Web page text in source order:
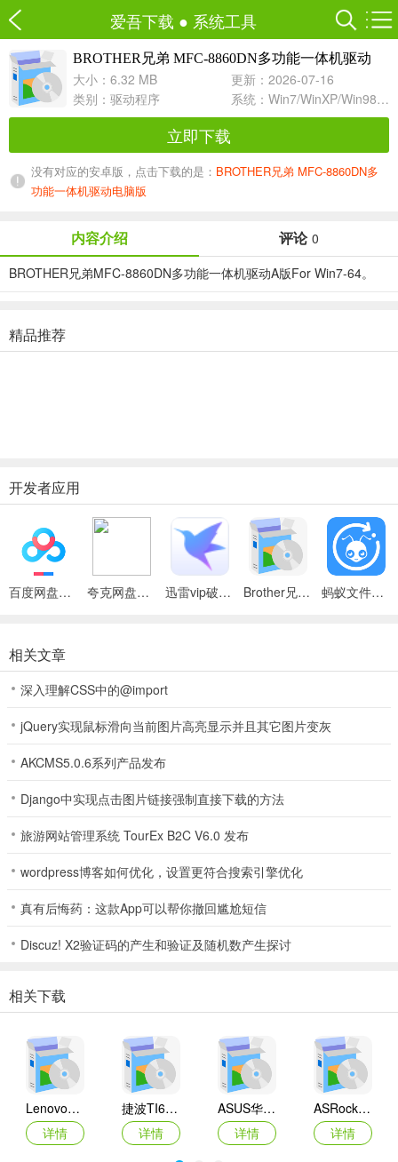
爱吾下载 ● 系统工具
BROTHER兄弟 MFC-8860DN多功能一体机驱动
A For Win7-64
大小：6.32 MB
更新：2026-07-16
类别： 驱动程序 系统：Win7/WinXP/Win98/Win8/Win10兼容软件
立即下载
没有对应的安卓版，点击下载的是： BROTHER兄弟 MFC-8860DN多
功能一体机驱动电脑版
内容介绍 评论 0
BROTHER兄弟MFC-8860DN多功能一体机驱动A版For Win7-64。
精品推荐
开发者应用
百度网盘绿色免安装Pc电脑版 夸克网盘官方正式版 迅雷vip破解版永久会员2024版 Brother兄弟 MFC-8480DN多功能一体机ISIS驱动 蚂蚁文件（数据恢复大师）
相关文章
深入理解CSS中的@import
jQuery实现鼠标滑向当前图片高亮显示并且其它图片变灰
AKCMS5.0.6系列产品发布
Django中实现点击图片链接强制直接下载的方法
旅游网站管理系统 TourEx B2C V6.0 发布
wordpress博客如何优化，设置更符合搜索引擎优化
真有后悔药：这款App可以帮你撤回尴尬短信
Discuz! X2验证码的产生和验证及随机数产生探讨
相关下载
Lenovo联想 Ideapad Z465/Z565系列笔记本 声卡驱动
详情
捷波TI61AG-A主板BIOS
详情
ASUS华硕F1A55-M LX3 R2.0主板BIOS
详情
ASRock华擎IMB-A160主板BIOS
详情